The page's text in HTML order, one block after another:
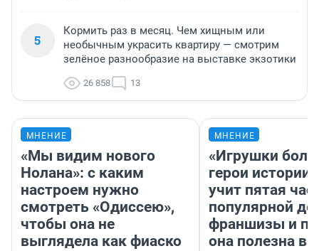
5
Кормить раз в месяц. Чем хищным или
необычным украсить квартиру — смотрим
зелёное разнообразие на выставке экзотики
26 858 13
МНЕНИЕ
«Мы видим нового
Нолана»: с каким
настроем нужно
смотреть «Одиссею»,
чтобы она не
выглядела как фиаско
МНЕНИЕ
«Игрушки
герои
учит пятая
популярной
франшизы и
она полезна